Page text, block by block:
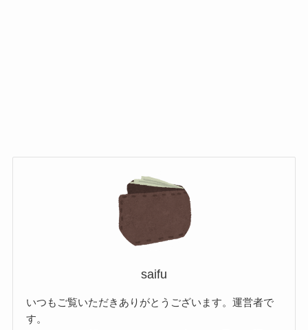
saifu
いつもご覧いただきありがとうございます。運営者で
す。